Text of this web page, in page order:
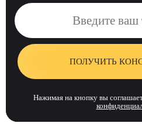
ПОЛУЧИТЬ
Нажимая на кнопку вы